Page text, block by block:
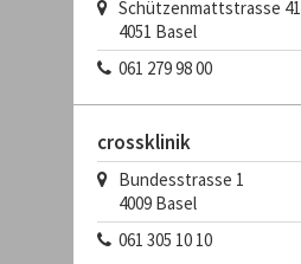
Schützenmattstrasse 41
4051 Basel
061 279 98 00
crossklinik
Bundesstrasse 1
4009 Basel
061 305 10 10